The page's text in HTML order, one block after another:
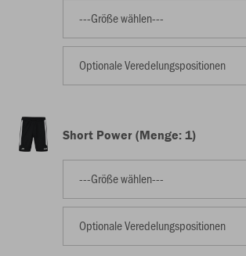
---Größe wählen---
Optionale Veredelungspositionen
Short Power (Menge: 1)
---Größe wählen---
Optionale Veredelungspositionen